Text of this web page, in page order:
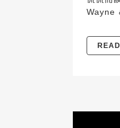
Wayne